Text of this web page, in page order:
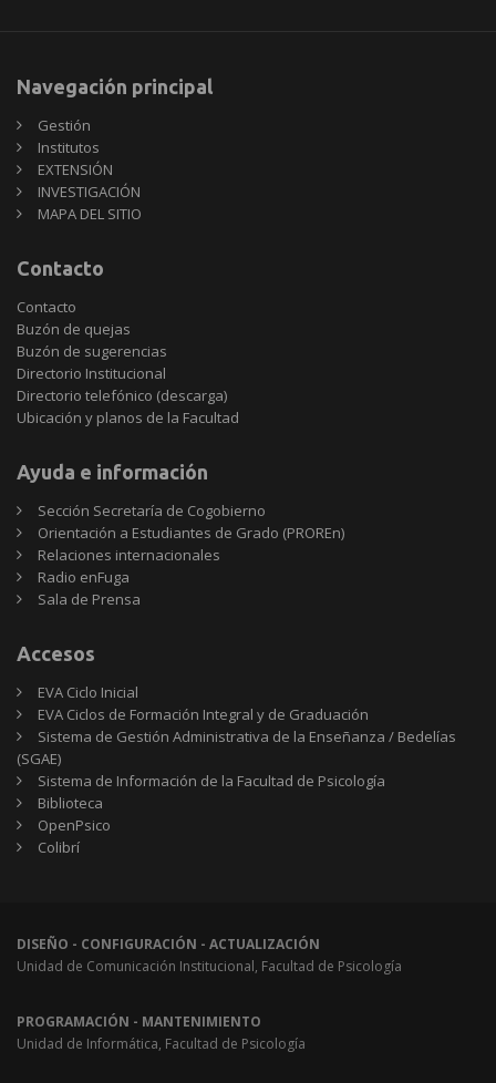
Navegación principal
Gestión
Institutos
EXTENSIÓN
INVESTIGACIÓN
MAPA DEL SITIO
Contacto
Contacto
Buzón de quejas
Buzón de sugerencias
Directorio Institucional
Directorio telefónico (descarga)
Ubicación y planos de la Facultad
Ayuda e información
Sección Secretaría de Cogobierno
Orientación a Estudiantes de Grado (PROREn)
Relaciones internacionales
Radio enFuga
Sala de Prensa
Accesos
EVA Ciclo Inicial
EVA Ciclos de Formación Integral y de Graduación
Sistema de Gestión Administrativa de la Enseñanza / Bedelías
(SGAE)
Sistema de Información de la Facultad de Psicología
Biblioteca
OpenPsico
Colibrí
DISEÑO - CONFIGURACIÓN - ACTUALIZACIÓN
Unidad de Comunicación Institucional, Facultad de Psicología
PROGRAMACIÓN - MANTENIMIENTO
Unidad de Informática, Facultad de Psicología